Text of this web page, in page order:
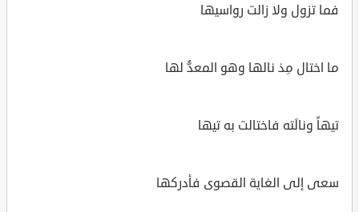
فما تزول ولا زالت رواسيها
ما اختال مِذ نالها وهو المعدُّ لها
تيهاً ونالَته فاختالت به تيها
سعى إلى الغاية القصوى فأدركها